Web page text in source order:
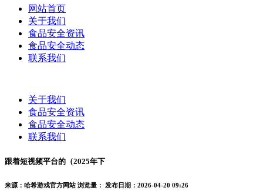
网站首页
关于我们
食品安全资讯
食品安全动态
联系我们
关于我们
食品安全资讯
食品安全动态
联系我们
跟着短视频平台的（2025年下
来源：哈希游戏官方网站 浏览量： 发布日期：2026-04-20 09:26